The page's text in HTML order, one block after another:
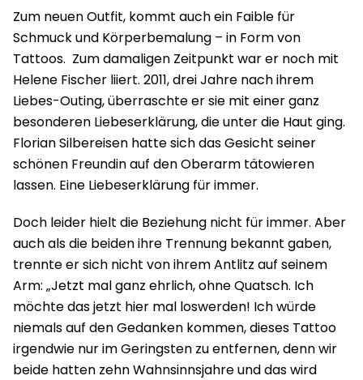
Zum neuen Outfit, kommt auch ein Faible für
Schmuck und Körperbemalung – in Form von
Tattoos. Zum damaligen Zeitpunkt war er noch mit
Helene Fischer liiert. 2011, drei Jahre nach ihrem
Liebes-Outing, überraschte er sie mit einer ganz
besonderen Liebeserklärung, die unter die Haut ging.
Florian Silbereisen hatte sich das Gesicht seiner
schönen Freundin auf den Oberarm tätowieren
lassen. Eine Liebeserklärung für immer.
Doch leider hielt die Beziehung nicht für immer. Aber
auch als die beiden ihre Trennung bekannt gaben,
trennte er sich nicht von ihrem Antlitz auf seinem
Arm: „Jetzt mal ganz ehrlich, ohne Quatsch. Ich
möchte das jetzt hier mal loswerden! Ich würde
niemals auf den Gedanken kommen, dieses Tattoo
irgendwie nur im Geringsten zu entfernen, denn wir
beide hatten zehn Wahnsinnsjahre und das wird